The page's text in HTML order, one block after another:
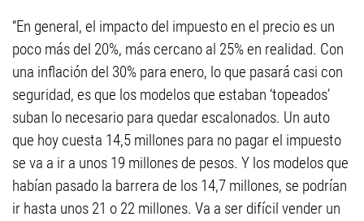
“En general, el impacto del impuesto en el precio es un
poco más del 20%, más cercano al 25% en realidad. Con
una inflación del 30% para enero, lo que pasará casi con
seguridad, es que los modelos que estaban ‘topeados’
suban lo necesario para quedar escalonados. Un auto
que hoy cuesta 14,5 millones para no pagar el impuesto
se va a ir a unos 19 millones de pesos. Y los modelos que
habían pasado la barrera de los 14,7 millones, se podrían
ir hasta unos 21 o 22 millones. Va a ser difícil vender un